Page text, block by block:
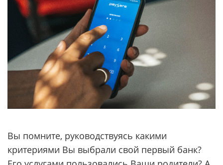
Вы помните, руководствуясь какими
критериями Вы выбрали свой первый банк?